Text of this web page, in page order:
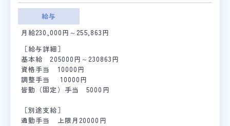
給与
月給230,000円～255,863円
［給与詳細］
基本給 205000円～230863円
資格手当 10000円
調整手当 10000円
皆勤（固定）手当 5000円
［別途支給］
通勤手当 上限月20000円